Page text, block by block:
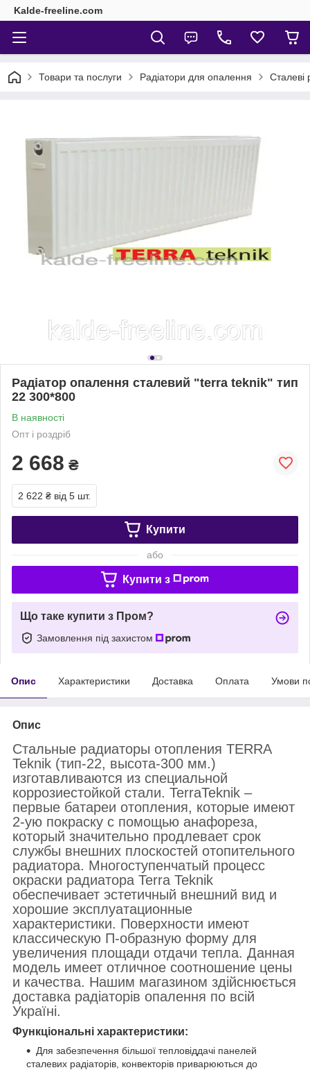
Kalde-freeline.com
Товари та послуги Радіатори для опалення Сталеві
Радіатор опалення сталевий "terra teknik" тип
22 300*800
В наявності
Опт і роздріб
2 668 ₴
2 622 ₴ від 5 шт.
Купити
або
Купити з
Що таке купити з Пром?
Замовлення під захистом
Опис Характеристики Доставка Оплата Умови
Опис
Стальные радиаторы отопления TERRA
Teknik (тип-22, высота-300 мм.)
изготавливаются из специальной
коррозиестойкой стали. TerraTeknik –
первые батареи отопления, которые имеют
2-ую покраску с помощью анафореза,
который значительно продлевает срок
службы внешних плоскостей отопительного
радиатора. Многоступенчатый процесс
окраски радиатора Terra Teknik
обеспечивает эстетичный внешний вид и
хорошие эксплуатационные
характеристики. Поверхности имеют
классическую П-образную форму для
увеличения площади отдачи тепла. Данная
модель имеет отличное соотношение цены
и качества. Нашим магазином здійснюється
доставка радіаторів опалення по всій
Україні.
Функціональні характеристики:
Для забезпечення більшої тепловіддачі панелей
сталевих радіаторів, конвекторів приварюються до